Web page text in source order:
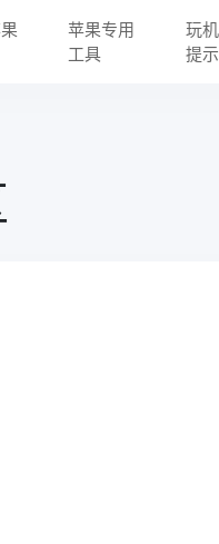
苹果专用
工具
玩
提